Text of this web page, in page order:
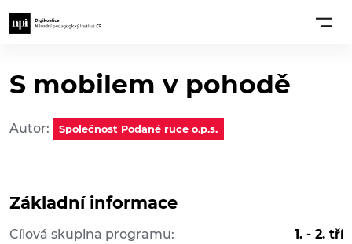
S mobilem v pohodě
Autor: Společnost Podané ruce o.p.s.
Základní informace
Cílová skupina programu: 1. - 2.